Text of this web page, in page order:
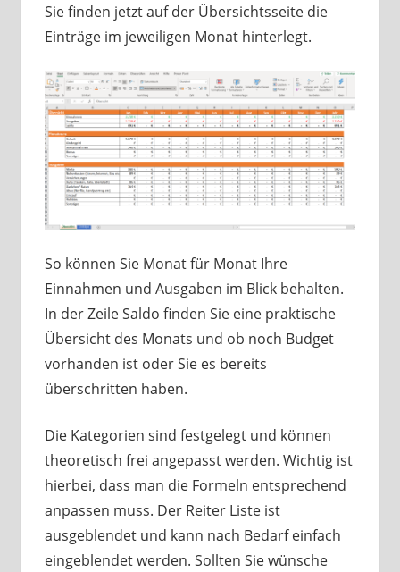
Sie finden jetzt auf der Übersichtsseite die
Einträge im jeweiligen Monat hinterlegt.
So können Sie Monat für Monat Ihre
Einnahmen und Ausgaben im Blick behalten.
In der Zeile Saldo finden Sie eine praktische
Übersicht des Monats und ob noch Budget
vorhanden ist oder Sie es bereits
überschritten haben.
Die Kategorien sind festgelegt und können
theoretisch frei angepasst werden. Wichtig ist
hierbei, dass man die Formeln entsprechend
anpassen muss. Der Reiter Liste ist
ausgeblendet und kann nach Bedarf einfach
eingeblendet werden. Sollten Sie wünsche